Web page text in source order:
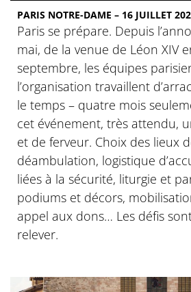
PARIS NOTRE-DAME – 16 JUILLET
Paris se prépare. Depuis
mai, de la venue de Léon XIV
septembre, les équipes
l’organisation travaillent
le temps – quatre mois
cet événement, très attendu,
et de ferveur. Choix des lieux
déambulation, logistique
liées à la sécurité, liturgie et
podiums et décors,
appel aux dons… Les défis
relever.